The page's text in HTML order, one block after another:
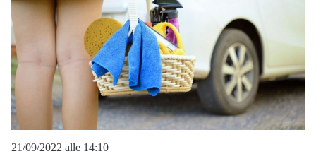
21/09/2022 alle 14:10